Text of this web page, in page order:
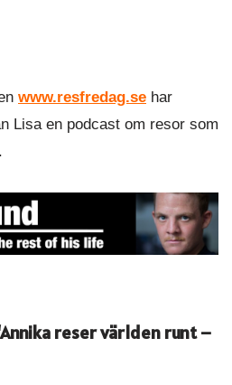
www.resfredag.se har
Lisa en podcast om resor som
reser världen runt –